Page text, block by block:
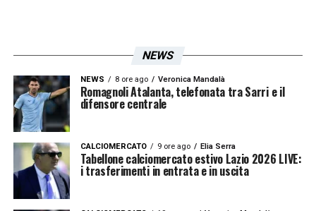
Newsletter
ISCRIVIMI
LA PLAYLIST DELLE NOSTRE TOP NEWS
NEWS
NEWS 8 ore ago Veronica Mandalà
Romagnoli Atalanta, telefonata tra Sarri e il
difensore centrale
CALCIOMERCATO 9 ore ago Elia Serra
Tabellone calciomercato estivo Lazio 2026 LIVE:
i trasferimenti in entrata e in uscita